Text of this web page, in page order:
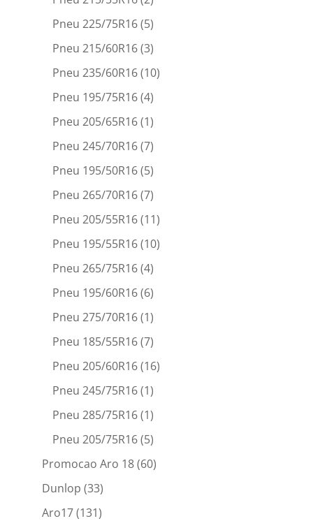
Pneu 225/75R16(5)
Pneu 215/60R16(3)
Pneu 235/60R16(10)
Pneu 195/75R16(4)
Pneu 205/65R16(1)
Pneu 245/70R16(7)
Pneu 195/50R16(5)
Pneu 265/70R16(7)
Pneu 205/55R16(11)
Pneu 195/55R16(10)
Pneu 265/75R16(4)
Pneu 195/60R16(6)
Pneu 275/70R16(1)
Pneu 185/55R16(7)
Pneu 205/60R16(16)
Pneu 245/75R16(1)
Pneu 285/75R16(1)
Pneu 205/75R16(5)
Promocao Aro 18(60)
Dunlop (33)
Aro17(131)